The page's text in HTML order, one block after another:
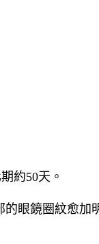
約50天。
眼鏡圈紋愈加